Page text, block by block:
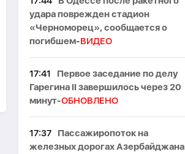
удара поврежден стадион
«Черноморец», сообщается о
погибшем-ВИДЕО
17:41
Первое заседание по делу
Гарегина II завершилось через 20
минут-ОБНОВЛЕНО
17:37
Пассажиропоток на
железных дорогах Азербайджана